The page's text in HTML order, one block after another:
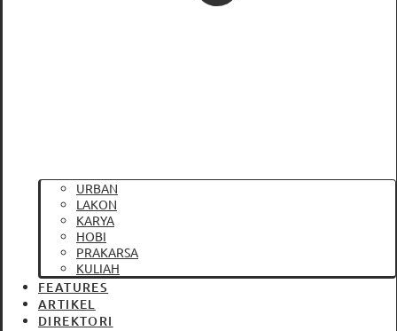
URBAN
LAKON
KARYA
HOBI
PRAKARSA
KULIAH
FEATURES
ARTIKEL
DIREKTORI